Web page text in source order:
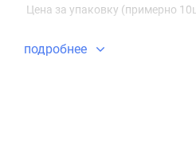
Цена за упаковку (примерно
подробнее